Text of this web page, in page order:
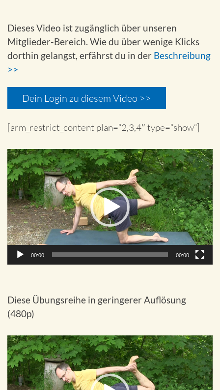
Dieses Video ist zugänglich über unseren
Mitglieder-Bereich. Wie du über wenige Klicks
dorthin gelangst, erfährst du in der Beschreibung
>>
Dein Login zu diesem Video >>
[arm_restrict_content plan=“2,3,4″ type=“show“]
Video-
Player
00:00 00:00
Diese Übungsreihe in geringerer Auflösung
(480p)
Video-
Player